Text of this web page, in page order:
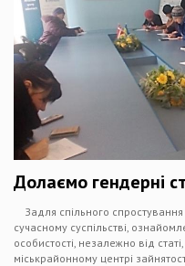
Долаємо гендерні
Задля спільного
сучасному суспільстві,
особистості, незалежно від
міськрайонному центрі